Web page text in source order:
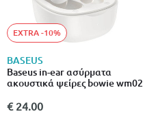
EXTRA -10%
BASEUS
Baseus in-ear ασύρματα
ακουστικά ψείρες bowie wm02
€ 24.00